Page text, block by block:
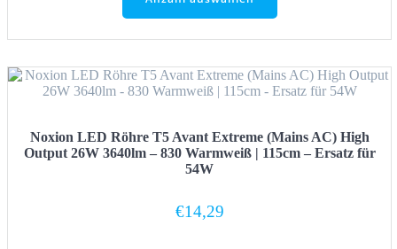
Noxion LED Röhre T5 Avant Extreme (Mains AC) High
Output 26W 3640lm – 830 Warmweiß | 115cm – Ersatz für
54W
€14,29